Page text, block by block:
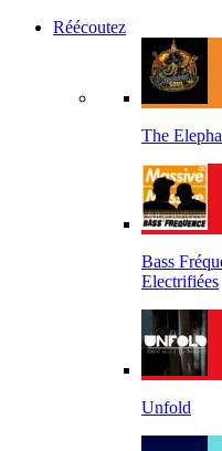
Réécoutez
The
Bass
Electrifiées
Unfold